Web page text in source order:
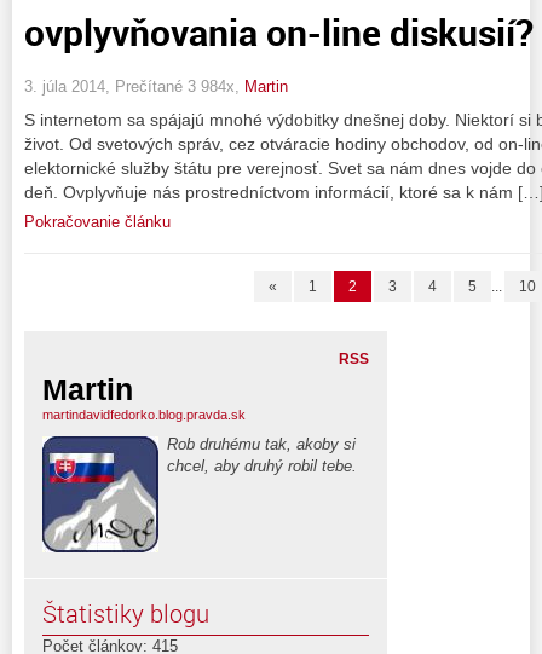
ovplyvňovania on-line diskusií?
3. júla 2014, Prečítané 3 984x, Martin
S internetom sa spájajú mnohé výdobitky dnešnej doby. Niektorí
život. Od svetových správ, cez otváracie hodiny obchodov, od on-
elektornické služby štátu pre verejnosť. Svet sa nám dnes vojde
deň. Ovplyvňuje nás prostredníctvom informácií, ktoré sa k nám
Pokračovanie článku
« 1 2 3 4 5 ... 10
RSS
Martin
martindavidfedorko.blog.pravda.sk
Rob druhému tak, akoby si
chcel, aby druhý robil tebe.
Štatistiky blogu
Počet článkov: 415